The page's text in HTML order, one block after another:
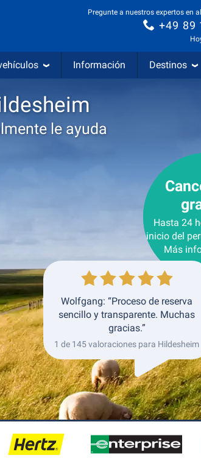
Pregunte a nuestros expertos en
+49 89
Información Destinos
le ayuda
Hasta 24
inicio del
Más
Wolfgang: “Proceso de reserva
sencillo y transparente. Muchas
gracias.”
1 de 145 valoraciones para Hildesheim